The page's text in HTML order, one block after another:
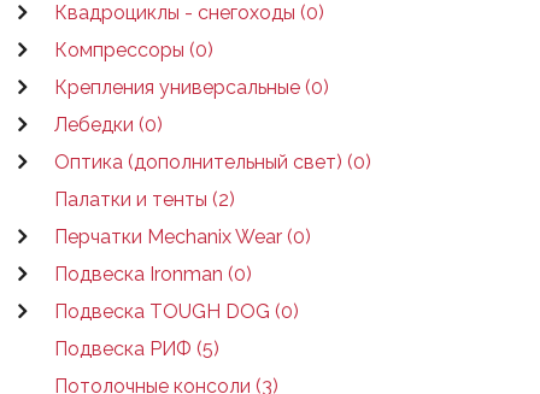
Квадроциклы - снегоходы (0)
Компрессоры (0)
Крепления универсальные (0)
Лебедки (0)
Оптика (дополнительный свет) (0)
Палатки и тенты (2)
Перчатки Mechanix Wear (0)
Подвеска Ironman (0)
Подвеска TOUGH DOG (0)
Подвеска РИФ (5)
Потолочные консоли (3)